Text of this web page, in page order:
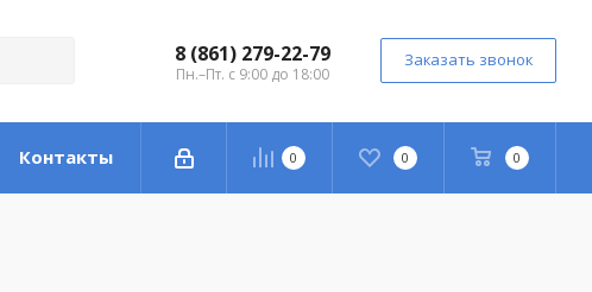
8 (861) 279-22-79
Пн.–Пт. с 9:00 до 18:00
Заказать звонок
0 0 0
Контакты